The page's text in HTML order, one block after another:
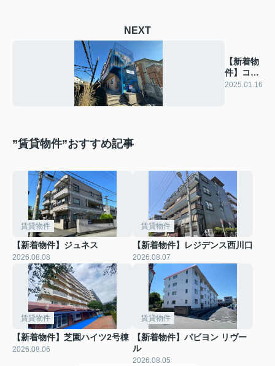
NEXT
【新着物
件】コー
ポしみず
2025.01.16
”賃貸物件”おすすめ記事
賃貸物件
【新着物件】ジュネス
2026.08.08
賃貸物件
【新着物件】レジデンス西川口
2026.08.07
賃貸物件
【新着物件】芝園ハイツ2号棟
2026.08.06
賃貸物件
【新着物件】パビヨン リヴー
ル
2026.08.05